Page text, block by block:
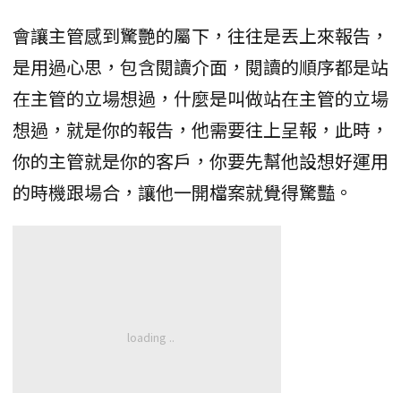
會讓主管感到驚艷的屬下，往往是丟上來報告，
是用過心思，包含閱讀介面，閱讀的順序都是站
在主管的立場想過，什麼是叫做站在主管的立場
想過，就是你的報告，他需要往上呈報，此時，
你的主管就是你的客戶，你要先幫他設想好運用
的時機跟場合，讓他一開檔案就覺得驚豔。